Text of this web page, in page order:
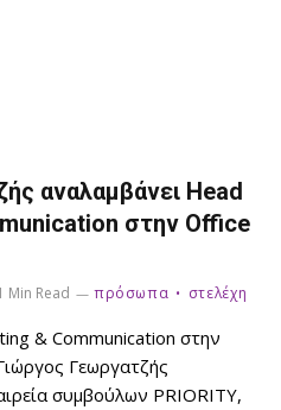
αναλαμβάνει Head
στην Office
Min Read πρόσωπα στελέχη
& Communication στην
Γεωργατζής
συμβούλων PRIORITY,